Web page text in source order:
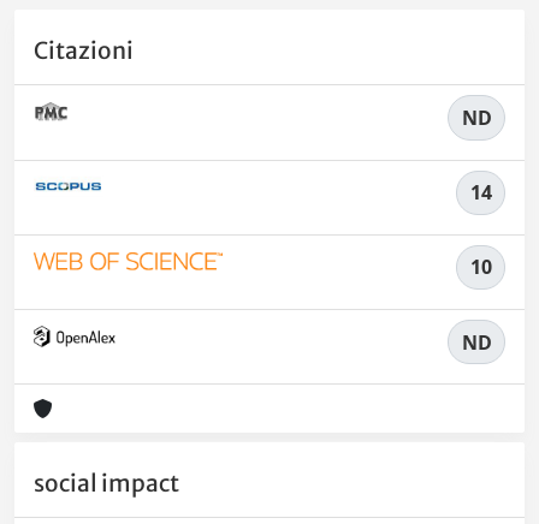
Citazioni
ND
14
10
ND
social impact